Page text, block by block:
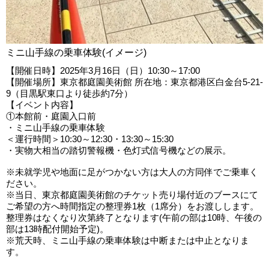
ミニ山手線の乗車体験(イメージ)
【開催日時】2025年3月16日（日）10:30～17:00
【開催場所】東京都庭園美術館 所在地：東京都港区白金台5-21-
9（目黒駅東口より徒歩約7分）
【イベント内容】
①本館前・庭園入口前
・ミニ山手線の乗車体験
＜運行時間＞10:30～12:30・13:30～15:30
・実物大相当の踏切警報機・色灯式信号機などの展示。
※未就学児や地面に足がつかない方は大人の方同伴でご乗車く
ださい。
※当日、東京都庭園美術館のチケット売り場付近のブースにて
ご希望の方へ時間指定の整理券1枚（1席分）をお渡しします。
整理券はなくなり次第終了となります(午前の部は10時、午後の
部は13時配付開始予定)。
※荒天時、ミニ山手線の乗車体験は中断または中止となりま
す。